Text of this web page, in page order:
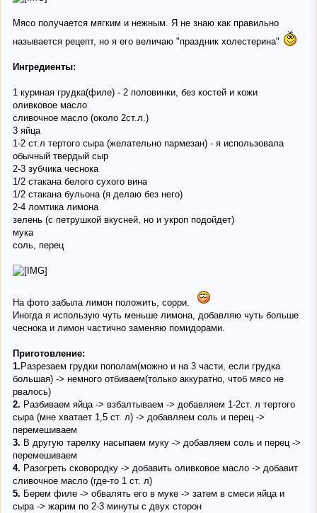
Мясо получается мягким и нежным. Я не знаю как правильно
называется рецепт, но я его величаю "праздник холестерина"
Ингредиенты:
1 куриная грудка(филе) - 2 половинки, без костей и кожи
оливковое масло
сливочное масло (около 2ст.л.)
3 яйца
1-2 ст.л тертого сыра (желательно пармезан) - я использовала
обычный твердый сыр
2-3 зубчика чеснока
1/2 стакана белого сухого вина
1/2 стакана бульона (я делаю без него)
2-4 ломтика лимона
зелень (с петрушкой вкусней, но и укроп подойдет)
мука
соль, перец
На фото забыла лимон положить, сорри.
Иногда я использую чуть меньше лимона, добавляю чуть больше
чеснока и лимон частично заменяю помидорами.
Приготовление:
1. Разрезаем грудки пополам(можно и на 3 части, если грудка
большая) -> немного отбиваем(только аккуратно, чтоб мясо не
рвалось)
2. Разбиваем яйца -> взбалтываем -> добавляем 1-2ст. л тертого
сыра (мне хватает 1,5 ст. л) -> добавляем соль и перец ->
перемешиваем
3. В другую тарелку насыпаем муку -> добавляем соль и перец ->
перемешиваем
4. Разогреть сковородку -> добавить оливковое масло -> добавит
сливочное масло (где-то 1 ст. л)
5. Берем филе -> обвалять его в муке -> затем в смеси яйца и
сыра -> жарим по 2-3 минуты с двух сторон